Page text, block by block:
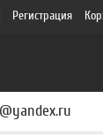
Регистрация